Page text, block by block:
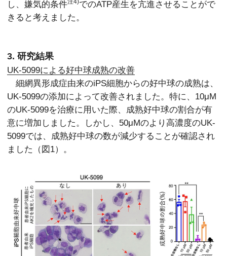
し、嫌気的条件注4)でのATP産生を亢進させることがで
きると考えました。
3. 研究結果
UK-5099による好中球成熟の改善
細網異形成症由来のiPS細胞からの好中球の成熟は、
UK-5099の添加によって改善されました。特に、10μM
のUK-5099を治療に用いた際、成熟好中球の割合が有
意に増加しました。しかし、50μMのより高濃度のUK-
5099では、成熟好中球の数が減少することが確認され
ました（図1）。